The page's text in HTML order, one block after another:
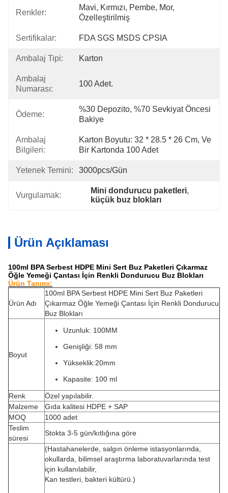
Renkler:
Mavi, Kırmızı, Pembe, Mor,
Özelleştirilmiş
Sertifikalar: FDA SGS MSDS CPSIA
Ambalaj Tipi: Karton
Ambalaj
Numarası:
100 Adet.
Ödeme:
%30 Depozito, %70 Sevkiyat Öncesi
Bakiye
Ambalaj
Bilgileri:
Karton Boyutu: 32 * 28.5 * 26 Cm, Ve
Bir Kartonda 100 Adet
Yetenek Temini: 3000pcs/gün
Vurgulamak:
Mini dondurucu paketleri,
küçük buz blokları
Ürün Açıklaması
100ml BPA Serbest HDPE Mini Sert Buz Paketleri Çıkarmaz
Öğle Yemeği Çantası İçin Renkli Dondurucu Buz Blokları
Ürün Tanımı:
Ürün Adı
100ml BPA Serbest HDPE Mini Sert Buz Paketleri
Çıkarmaz Öğle Yemeği Çantası İçin Renkli Dondurucu
Buz Blokları
Boyut
Uzunluk: 100MM
Genişliği: 58 mm
Yükseklik:20mm
Kapasite: 100 ml
Renk
Özel yapılabilir.
Malzeme
Gıda kalitesi HDPE + SAP
MOQ
1000 adet
Teslim
süresi
Stokta 3-5 gün/kıtlığına göre
(Hastahanelerde, salgın önleme istasyonlarında,
okullarda, bilimsel araştırma laboratuvarlarında test
için kullanılabilir,
Kan testleri, bakteri kültürü.)